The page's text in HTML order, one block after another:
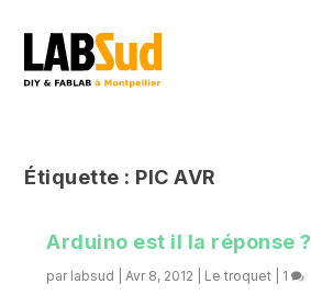
Étiquette : PIC AVR
Arduino est il la réponse ?
par labsud |Avr 8, 2012 Le troquet 1